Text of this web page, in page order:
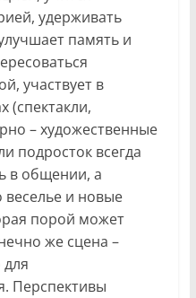
удерживать
память и
участвует в
(спектакли,
– художественные
подросток всегда
в общении, а
веселье и новые
порой может
же сцена –
Перспективы